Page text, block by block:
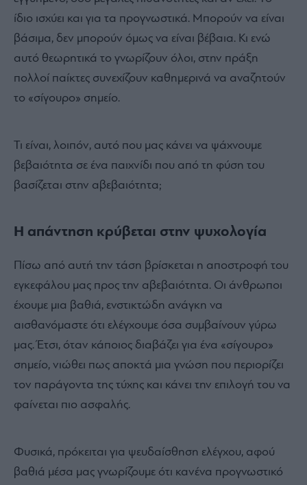
ίδιο ισχύει και για τα προγνωστικά. Μπορούν να είναι
βάσιμα, δεν μπορούν όμως να είναι βέβαια. Κι ενώ
αυτό θεωρητικά το γνωρίζουν όλοι, στην πράξη
πολλοί παίκτες συνεχίζουν καθημερινά να αναζητούν
το «σίγουρο» σημείο.
Τι είναι, λοιπόν, αυτό που μας κάνει να ψάχνουμε
βεβαιότητα σε ένα παιχνίδι που από τη φύση του
βασίζεται στην αβεβαιότητα;
Η απάντηση κρύβεται στην ψυχολογία
Πίσω από αυτή την τάση βρίσκεται η αποστροφή του
εγκεφάλου μας προς την αβεβαιότητα. Οι άνθρωποι
έχουμε μια βαθιά, ενστικτώδη ανάγκη να
αισθανόμαστε ότι ελέγχουμε όσα συμβαίνουν γύρω
μας. Έτσι, όταν κάποιος διαβάζει για ένα «σίγουρο»
σημείο, νιώθει πως αποκτά μια γνώση που περιορίζει
τον παράγοντα της τύχης και κάνει την επιλογή του να
φαίνεται πιο ασφαλής.
Φυσικά, πρόκειται για ψευδαίσθηση ελέγχου, αφού
βαθιά μέσα μας γνωρίζουμε ότι κανένα προγνωστικό